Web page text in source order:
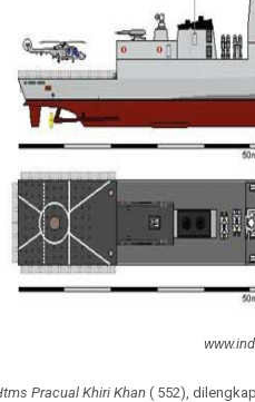
Pracual Khiri Khan ( 552),